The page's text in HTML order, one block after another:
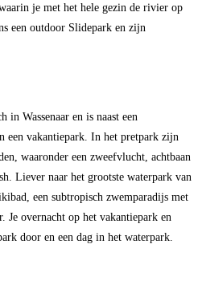
je met het hele gezin de rivier op
een outdoor Slidepark en zijn
in Wassenaar en is naast een
een vakantiepark. In het pretpark zijn
waaronder een zweefvlucht, achtbaan
Liever naar het grootste waterpark van
een subtropisch zwemparadijs met
overnacht op het vakantiepark en
door en een dag in het waterpark.